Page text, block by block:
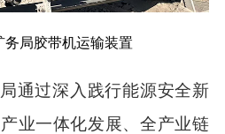
务局胶带机运输装置
通过深入践行能源安全新
业一体化发展、全产业链